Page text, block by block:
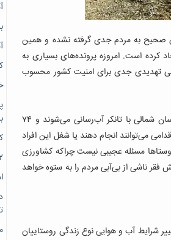
صحیح به مردم جدی گرفته نشده و همین
است. امروزه پرونده‌های بسیاری به
تهدیدی جدی برای امنیت کشور محسوب
بحران بی‌آبی در خراسان شمالی به‌ویژه در روستاها به حدی رسیده که روزانه ۵۵ روستا در خراسان شمالی با تانکر آب‌رسانی می‌شوند و ۷۴
می‌توانند انجام دهند یا شغل این افراد
مسئله‌ عجیبی نیست چراکه کشاورزی
ناشی از بی‌آبی مردم را به ستوه خواهد
شرایط آب و هوایی نوع زندگی روستاییان
۴۰۲